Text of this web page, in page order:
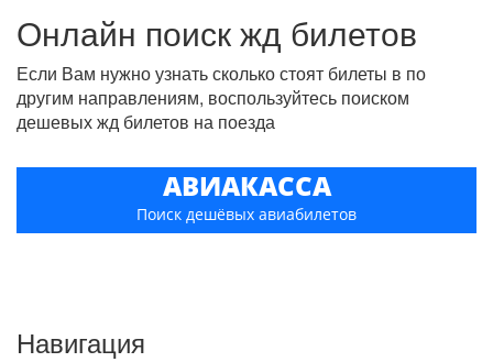
Онлайн поиск жд билетов
Если Вам нужно узнать сколько стоят билеты в по
другим направлениям, воспользуйтесь поиском
дешевых жд билетов на поезда
АВИАКАССА
Поиск дешёвых авиабилетов
Навигация